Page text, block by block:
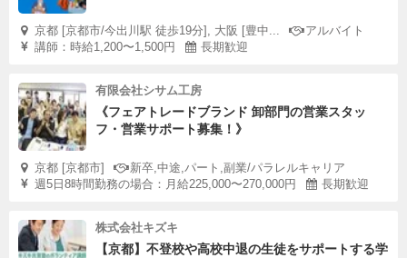
京都 [京都市/今出川駅 徒歩19分], 大阪 [豊中...
アルバイト
講師：時給1,200〜1,500円
長期歓迎
有限会社シサム工房
《フェアトレードブランド 卸部門の営業スタッ
フ・営業サポート募集！》
京都 [京都市]
新卒,中途,パート,副業/パラレルキャリア
週5日8時間勤務の場合：月給225,000〜270,000円
長期歓迎
株式会社キズキ
【京都】不登校や高校中退の生徒をサポートする学